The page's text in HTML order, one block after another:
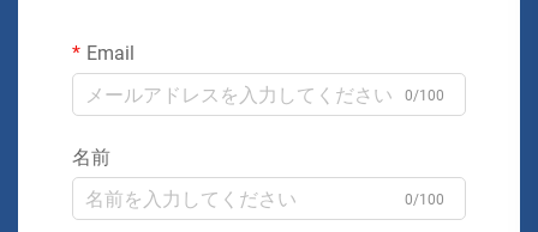
Email
0/100
名前
0/100